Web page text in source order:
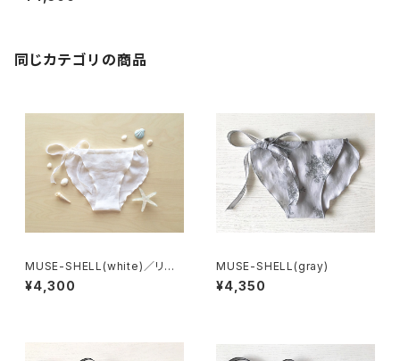
同じカテゴリの商品
MUSE-SHELL(white)／リネ
ン100%
¥4,300
MUSE-SHELL(gray)
¥4,350